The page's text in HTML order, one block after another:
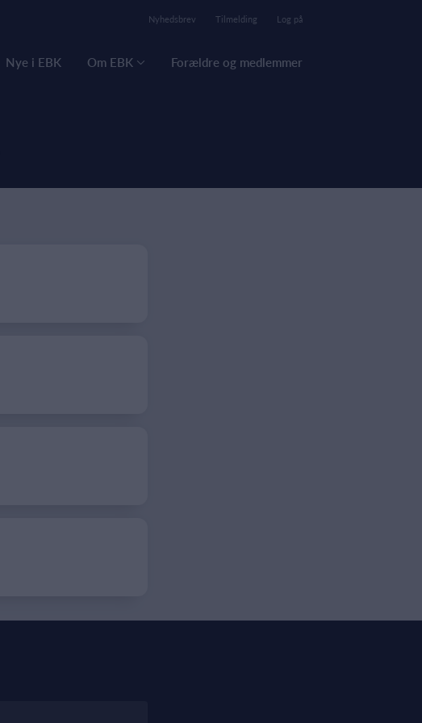
Nyhedsbrev Tilmelding Log på
Nye i EBK Om EBK Forældre og medlemmer